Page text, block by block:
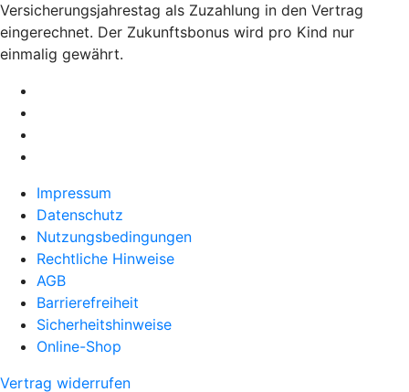
Versicherungsjahrestag als Zuzahlung in den Vertrag
eingerechnet. Der Zukunftsbonus wird pro Kind nur
einmalig gewährt.
Impressum
Datenschutz
Nutzungsbedingungen
Rechtliche Hinweise
AGB
Barrierefreiheit
Sicherheitshinweise
Online-Shop
Vertrag widerrufen